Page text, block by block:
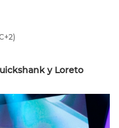
y Loreto